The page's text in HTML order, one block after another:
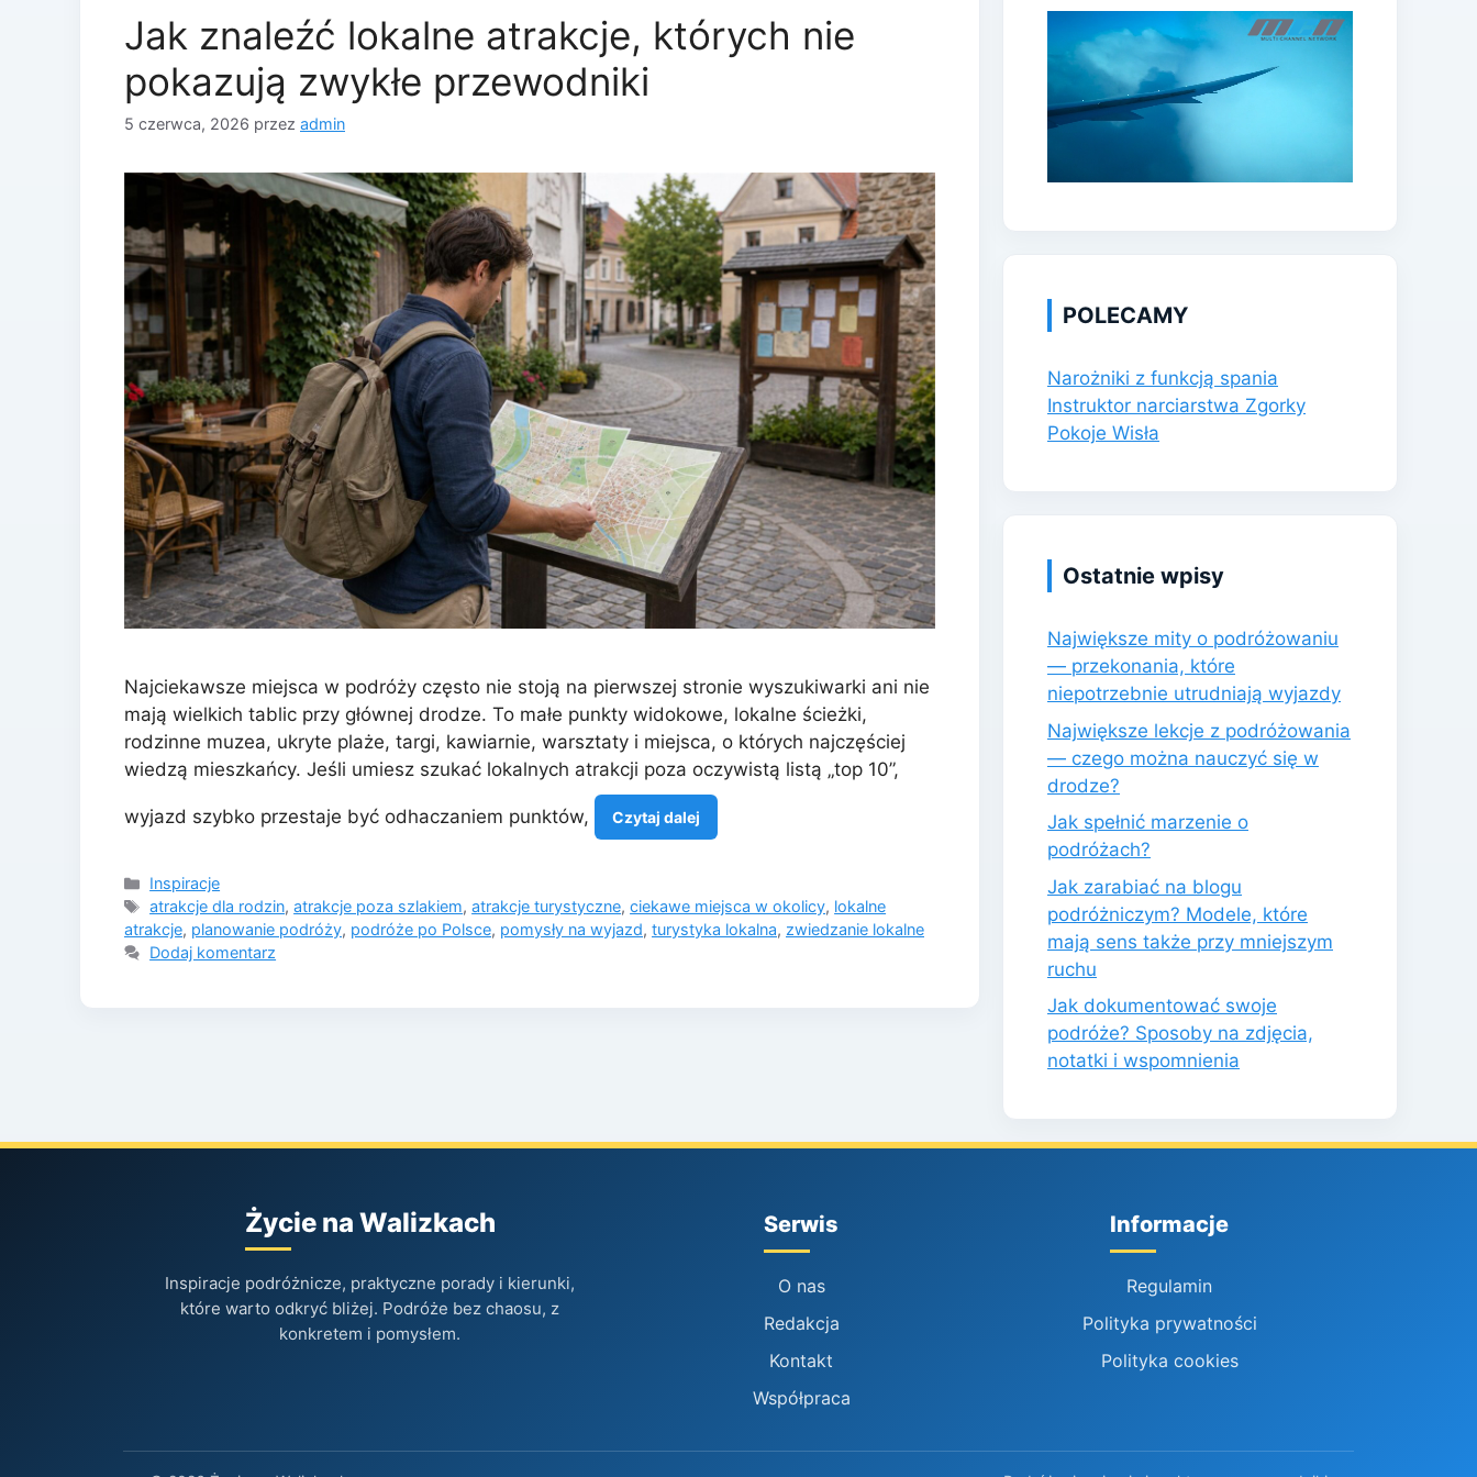
Jak znaleźć lokalne atrakcje, których nie
pokazują zwykłe przewodniki
5 czerwca, 2026 przez admin
Najciekawsze miejsca w podróży często nie stoją na pierwszej stronie wyszukiwarki ani nie
mają wielkich tablic przy głównej drodze. To małe punkty widokowe, lokalne ścieżki,
rodzinne muzea, ukryte plaże, targi, kawiarnie, warsztaty i miejsca, o których najczęściej
wiedzą mieszkańcy. Jeśli umiesz szukać lokalnych atrakcji poza oczywistą listą „top 10”,
wyjazd szybko przestaje być odhaczaniem punktów, Czytaj dalej
Kategorie
Inspiracje
Tagi
atrakcje dla rodzin,atrakcje poza szlakiem,atrakcje turystyczne,ciekawe miejsca w okolicy, lokalne
atrakcje, planowanie podróży, podróże po Polsce, pomysły na wyjazd, turystyka lokalna, zwiedzanie lokalne
Dodaj komentarz
POLECAMY
Narożniki z funkcją spania
Instruktor narciarstwa Zgorky
Pokoje Wisła
Ostatnie wpisy
Największe mity o podróżowaniu
— przekonania, które
niepotrzebnie utrudniają wyjazdy
Największe lekcje z podróżowania
— czego można nauczyć się w
drodze?
Jak spełnić marzenie o
podróżach?
Jak zarabiać na blogu
podróżniczym? Modele, które
mają sens także przy mniejszym
ruchu
Jak dokumentować swoje
podróże? Sposoby na zdjęcia,
notatki i wspomnienia
Życie na Walizkach
Inspiracje podróżnicze, praktyczne porady i kierunki,
które warto odkryć bliżej. Podróże bez chaosu, z
konkretem i pomysłem.
Serwis
O nas
Redakcja
Kontakt
Współpraca
Informacje
Regulamin
Polityka prywatności
Polityka cookies